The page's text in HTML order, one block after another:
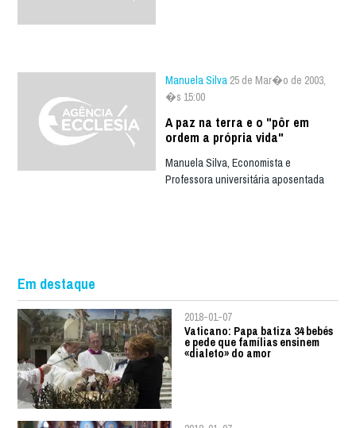
Manuela Silva 25 de Mar�o de 2003,
�s 15:00
A paz na terra e o "pôr em
ordem a própria vida"
Manuela Silva, Economista e
Professora universitária aposentada
Em destaque
2018-01-07
Vaticano: Papa batiza 34 bebés
e pede que famílias ensinem
«dialeto» do amor